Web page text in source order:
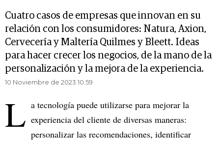
Cuatro casos de empresas que innovan en su
relación con los consumidores: Natura, Axion,
Cervecería y Maltería Quilmes y Bleett. Ideas
para hacer crecer los negocios, de la mano de la
personalización y la mejora de la experiencia.
10 Noviembre de 2023 10.59
L a tecnología puede utilizarse para mejorar la
experiencia del cliente de diversas maneras:
personalizar las recomendaciones, identificar